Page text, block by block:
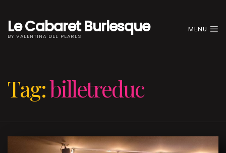
Le Cabaret Burlesque
BY VALENTINA DEL PEARLS
MENU
Tag:billetreduc